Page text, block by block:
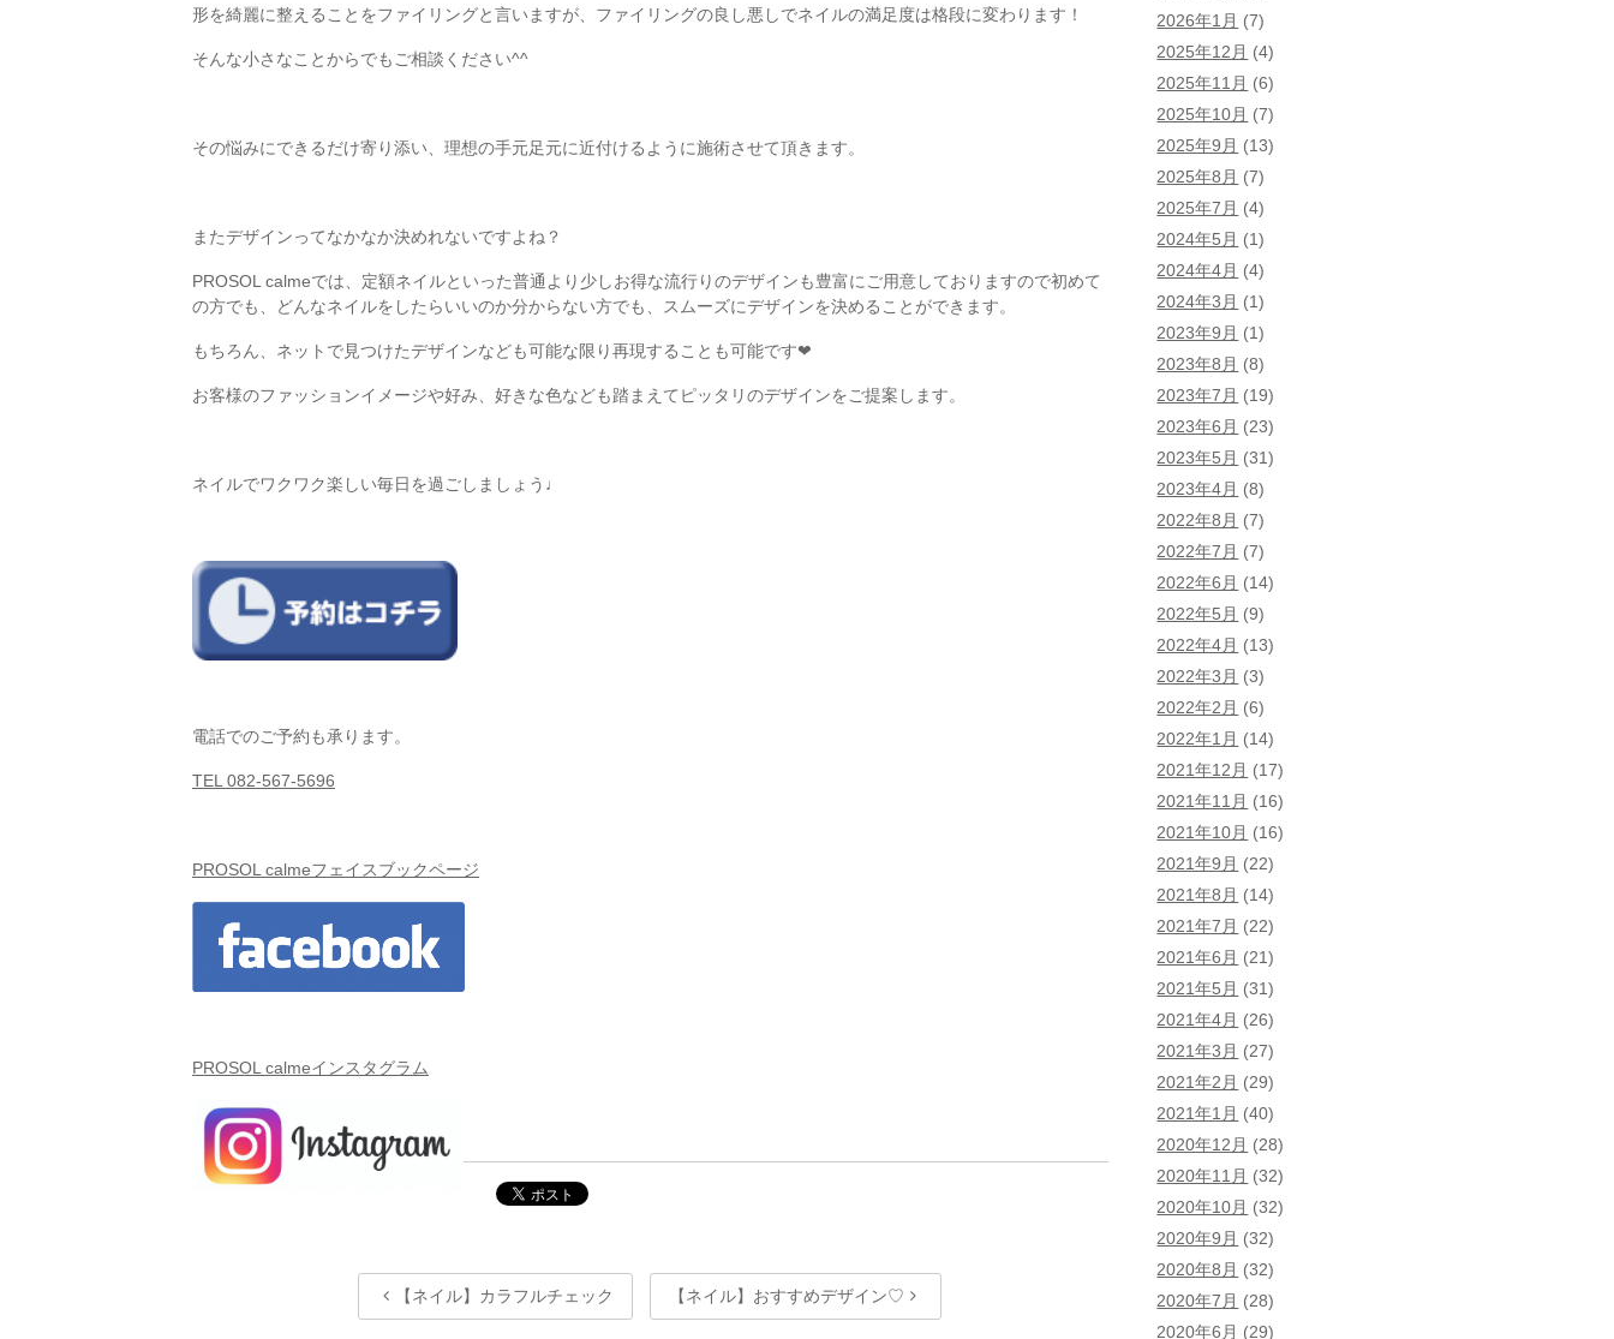
形を綺麗に整えることをファイリングと言いますが、ファイリングの良し悪しでネイルの満足度は格段に変わります！
そんな小さなことからでもご相談ください^^
その悩みにできるだけ寄り添い、理想の手元足元に近付けるように施術させて頂きます。
またデザインってなかなか決めれないですよね？
PROSOL calmeでは、定額ネイルといった普通より少しお得な流行りのデザインも豊富にご用意しておりますので初めて
の方でも、どんなネイルをしたらいいのか分からない方でも、スムーズにデザインを決めることができます。
もちろん、ネットで見つけたデザインなども可能な限り再現することも可能です❤︎
お客様のファッションイメージや好み、好きな色なども踏まえてピッタリのデザインをご提案します。
ネイルでワクワク楽しい毎日を過ごしましょう♩
電話でのご予約も承ります。
TEL 082-567-5696
PROSOL calmeフェイスブックページ
PROSOL calmeインスタグラム
【ネイル】カラフルチェック 【ネイル】おすすめデザイン♡
2026年1月 (7)
2025年12月 (4)
2025年11月 (6)
2025年10月 (7)
2025年9月 (13)
2025年8月 (7)
2025年7月 (4)
2024年5月 (1)
2024年4月 (4)
2024年3月 (1)
2023年9月 (1)
2023年8月 (8)
2023年7月 (19)
2023年6月 (23)
2023年5月 (31)
2023年4月 (8)
2022年8月 (7)
2022年7月 (7)
2022年6月 (14)
2022年5月 (9)
2022年4月 (13)
2022年3月 (3)
2022年2月 (6)
2022年1月 (14)
2021年12月 (17)
2021年11月 (16)
2021年10月 (16)
2021年9月 (22)
2021年8月 (14)
2021年7月 (22)
2021年6月 (21)
2021年5月 (31)
2021年4月 (26)
2021年3月 (27)
2021年2月 (29)
2021年1月 (40)
2020年12月 (28)
2020年11月 (32)
2020年10月 (32)
2020年9月 (32)
2020年8月 (32)
2020年7月 (28)
2020年6月 (29)